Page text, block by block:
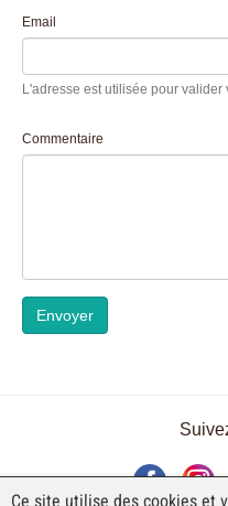
Email
L'adresse est utilisée pour valider
Commentaire
Envoyer
Ce site utilise des cookies et